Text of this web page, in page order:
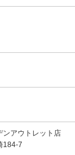
ンアウトレット店
184-7